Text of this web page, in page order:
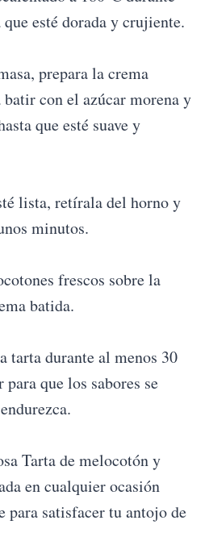
esté dorada y crujiente.
prepara la crema
con el azúcar morena y
que esté suave y
lista, retírala del horno y
minutos.
frescos sobre la
batida.
tarta durante al menos 30
que los sabores se
Tarta de melocotón y
en cualquier ocasión
para satisfacer tu antojo de